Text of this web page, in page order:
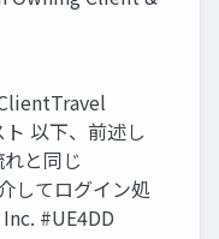
以下、前述し
と同じ
してログイン処
#UE4DD